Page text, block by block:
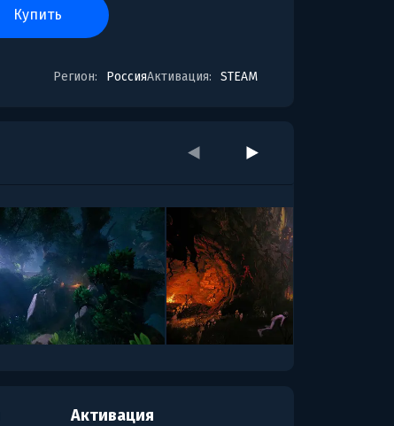
купить
Регион: РоссияАктивация: STEAM
Активация